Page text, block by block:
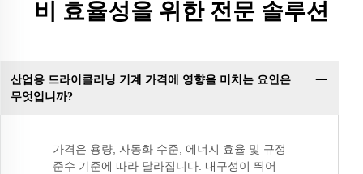
비 효율성을 위한 전문 솔루션
산업용 드라이클리닝 기계 가격에 영향을 미치는 요인은
무엇입니까?
가격은 용량, 자동화 수준, 에너지 효율 및 규정
준수 기준에 따라 달라집니다. 내구성이 뛰어